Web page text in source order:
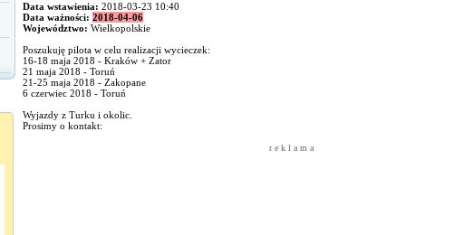
Data wstawienia: 2018-03-23 10:40
Data ważności: 2018-04-06
Województwo: Wielkopolskie
Poszukuję pilota w celu realizacji wycieczek:
16-18 maja 2018 - Kraków + Zator
21 maja 2018 - Toruń
21-25 maja 2018 - Zakopane
6 czerwiec 2018 - Toruń
Wyjazdy z Turku i okolic.
Prosimy o kontakt:
r e k l a m a